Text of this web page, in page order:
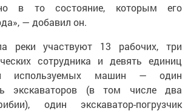
в то состояние, которым его
— добавил он.
реки участвуют 13 рабочих, три
сотрудника и девять единиц
используемых машин — один
экскаваторов (в том числе два
один экскаватор-погрузчик